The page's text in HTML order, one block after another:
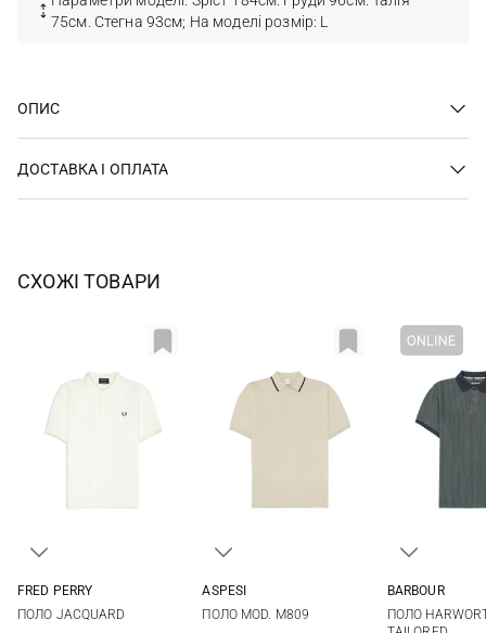
75см. Стегна 93см; На моделі розмір: L
ОПИС
ДОСТАВКА І ОПЛАТА
СХОЖІ ТОВАРИ
FRED PERRY
ПОЛО JACQUARD
ASPESI
ПОЛО MOD. M809
XXL
3XL
BARBOUR
ПОЛО